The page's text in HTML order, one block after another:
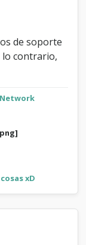
de soporte
lo contrario,
xD